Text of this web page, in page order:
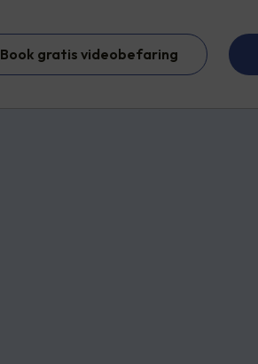
Book gratis videobefaring